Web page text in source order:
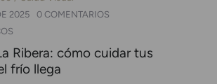
2025
0 COMENTARIOS
Ribera: cómo cuidar tus
frío llega